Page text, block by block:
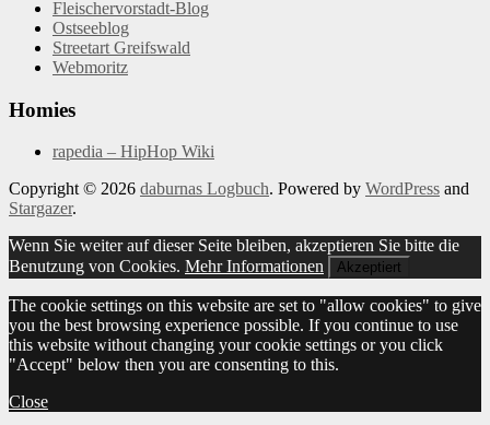
Fleischervorstadt-Blog
Ostseeblog
Streetart Greifswald
Webmoritz
Homies
rapedia – HipHop Wiki
Copyright © 2026 daburnas Logbuch. Powered by WordPress and
Stargazer.
Wenn Sie weiter auf dieser Seite bleiben, akzeptieren Sie bitte die
Benutzung von Cookies. Mehr Informationen Akzeptiert
The cookie settings on this website are set to "allow cookies" to give
you the best browsing experience possible. If you continue to use
this website without changing your cookie settings or you click
"Accept" below then you are consenting to this.
Close